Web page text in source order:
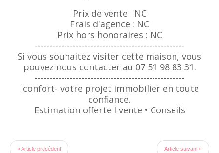
Prix de vente : NC
Frais d'agence : NC
Prix hors honoraires : NC
---------------------------------------------------
Si vous souhaitez visiter cette maison, vous
pouvez nous contacter au 07 51 98 83 31.
---------------------------------------------------
iconfort- votre projet immobilier en toute
confiance.
Estimation offerte l vente • Conseils
« Article précédent Article suivant »